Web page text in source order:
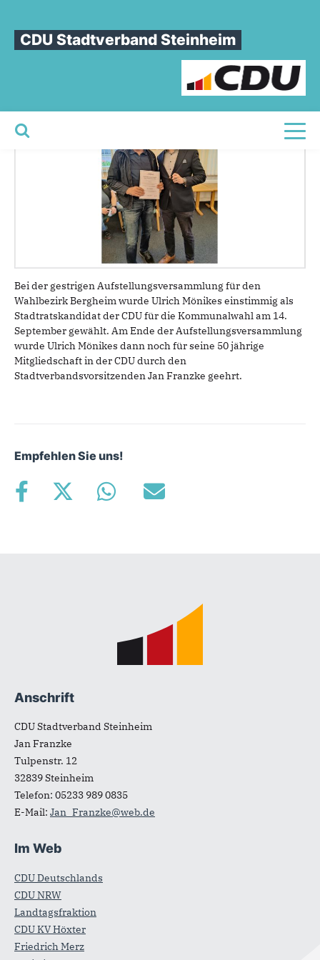
CDU Stadtverband Steinheim
Sie sind hier
AufstellungsversammlungStadtrat
Bei der gestrigen Aufstellungsversammlung für den
Wahlbezirk Bergheim wurde Ulrich Mönikes einstimmig als
Stadtratskandidat der CDU für die Kommunalwahl am 14.
September gewählt. Am Ende der Aufstellungsversammlung
wurde Ulrich Mönikes dann noch für seine 50 jährige
Mitgliedschaft in der CDU durch den
Stadtverbandsvorsitzenden Jan Franzke geehrt.
Empfehlen Sie uns!
Anschrift
CDU Stadtverband Steinheim
Jan Franzke
Tulpenstr. 12
32839Steinheim
Telefon: 05233 989 0835
E-Mail: Jan_Franzke@web.de
Im Web
CDU Deutschlands
CDU NRW
Landtagsfraktion
CDU KV Höxter
Friedrich Merz